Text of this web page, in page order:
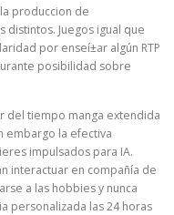
produccion de
distintos. Juegos igual que
por enseí±ar algún RTP
posibilidad sobre
del tiempo manga extendida
embargo la efectiva
impulsados para IA.
interactuar en compañía de
a las hobbies y nunca
personalizada las 24 horas